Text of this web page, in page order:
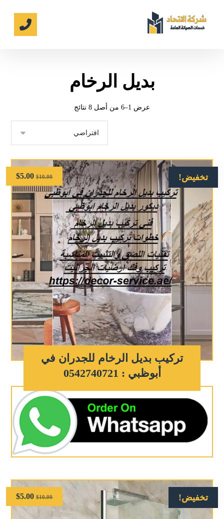
بديل الرخام
عرض 1–6 من أصل 8 نتائج
تخفيض!
تركيب بديل الرخام للجدران في
أبوظبي : 0542740721
$10.00
$5.00
تخفيض! $10.00
$5.00